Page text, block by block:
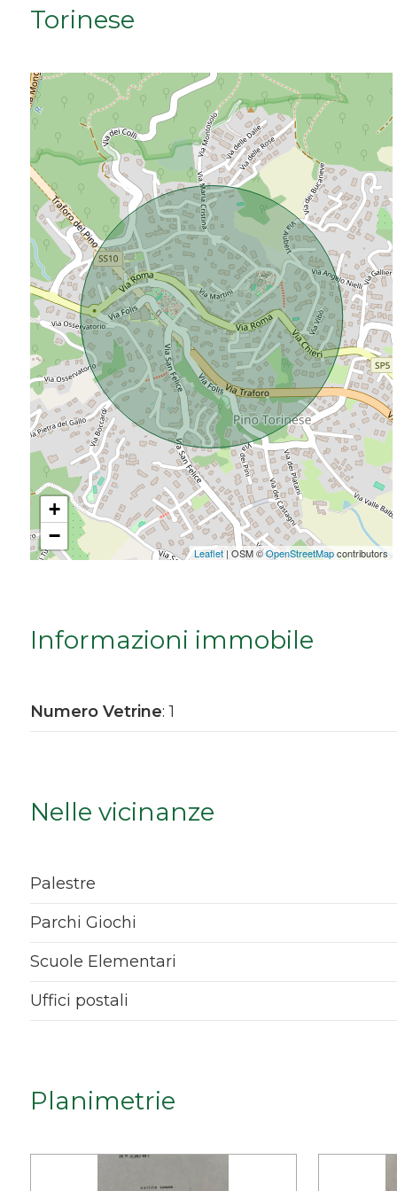
Torinese
+
−
Leaflet | OSM ©OpenStreetMapcontributors
Informazioni immobile
Numero Vetrine: 1
Nelle vicinanze
Palestre
Parchi Giochi
Scuole Elementari
Uffici postali
Planimetrie
Da € 50.000 a € 100.000
Da € 100.000 a € 200.000
Da € 200.000 a € 400.000
Da € 400.000 a € 600.000
Da € 600.000 a € 800.000
Da € 800.000 a € 1.000.000
Da € 1.000.000 a € 2.000.000
Da € 2.000.000 a € 5.000.000
Da € 5.000.000 a € 10.000.000
Oltre € 10.000.000
Totale
Qualsiasi
2
3
4